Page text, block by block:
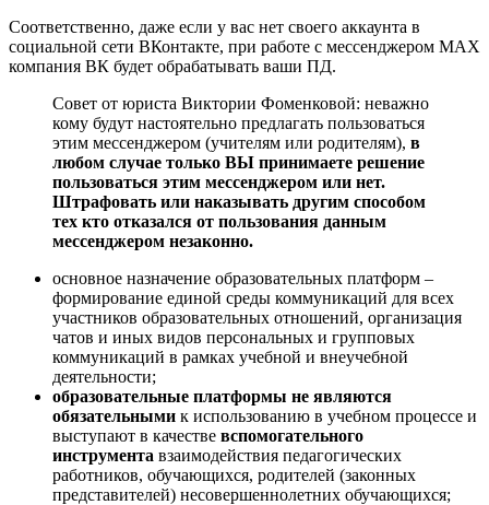
Соответственно, даже если у вас нет своего аккаунта в
социальной сети ВКонтакте, при работе с мессенджером МАХ
компания ВК будет обрабатывать ваши ПД.
Совет от юриста Виктории Фоменковой: неважно
кому будут настоятельно предлагать пользоваться
этим мессенджером (учителям или родителям), в
любом случае только ВЫ принимаете решение
пользоваться этим мессенджером или нет.
Штрафовать или наказывать другим способом
тех кто отказался от пользования данным
мессенджером незаконно.
основное назначение образовательных платформ –
формирование единой среды коммуникаций для всех
участников образовательных отношений, организация
чатов и иных видов персональных и групповых
коммуникаций в рамках учебной и внеучебной
деятельности;
образовательные платформы не являются
обязательными к использованию в учебном процессе и
выступают в качестве вспомогательного
инструмента взаимодействия педагогических
работников, обучающихся, родителей (законных
представителей) несовершеннолетних обучающихся;